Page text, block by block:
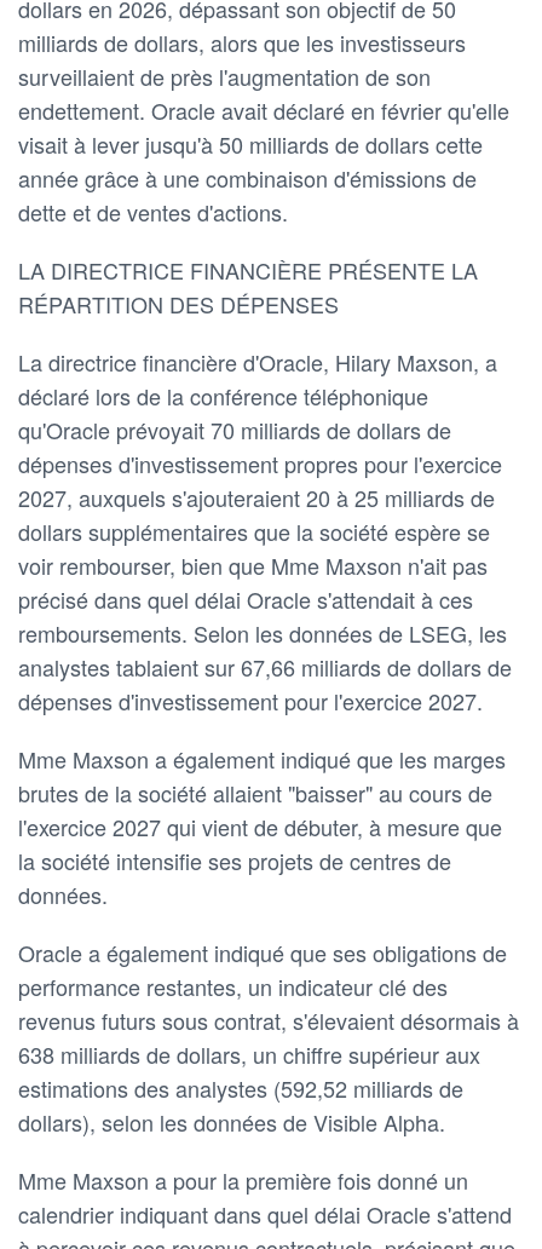
dollars en 2026, dépassant son objectif de 50
milliards de dollars, alors que les investisseurs
surveillaient de près l'augmentation de son
endettement. Oracle avait déclaré en février qu'elle
visait à lever jusqu'à 50 milliards de dollars cette
année grâce à une combinaison d'émissions de
dette et de ventes d'actions.
LA DIRECTRICE FINANCIÈRE PRÉSENTE LA
RÉPARTITION DES DÉPENSES
La directrice financière d'Oracle, Hilary Maxson, a
déclaré lors de la conférence téléphonique
qu'Oracle prévoyait 70 milliards de dollars de
dépenses d'investissement propres pour l'exercice
2027, auxquels s'ajouteraient 20 à 25 milliards de
dollars supplémentaires que la société espère se
voir rembourser, bien que Mme Maxson n'ait pas
précisé dans quel délai Oracle s'attendait à ces
remboursements. Selon les données de LSEG, les
analystes tablaient sur 67,66 milliards de dollars de
dépenses d'investissement pour l'exercice 2027.
Mme Maxson a également indiqué que les marges
brutes de la société allaient "baisser" au cours de
l'exercice 2027 qui vient de débuter, à mesure que
la société intensifie ses projets de centres de
données.
Oracle a également indiqué que ses obligations de
performance restantes, un indicateur clé des
revenus futurs sous contrat, s'élevaient désormais à
638 milliards de dollars, un chiffre supérieur aux
estimations des analystes (592,52 milliards de
dollars), selon les données de Visible Alpha.
Mme Maxson a pour la première fois donné un
calendrier indiquant dans quel délai Oracle s'attend